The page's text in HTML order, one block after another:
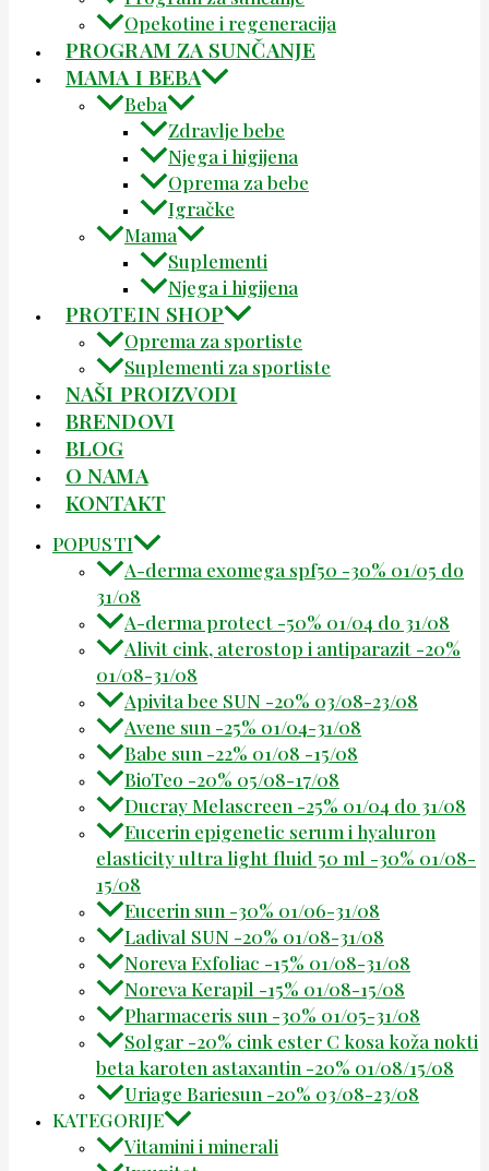
Opekotine i regeneracija
PROGRAM ZA SUNČANJE
MAMA I BEBA
Beba
Zdravlje bebe
Njega i higijena
Oprema za bebe
Igračke
Mama
Suplementi
Njega i higijena
PROTEIN SHOP
Oprema za sportiste
Suplementi za sportiste
NAŠI PROIZVODI
BRENDOVI
BLOG
O NAMA
KONTAKT
POPUSTI
A-derma exomega spf50 -30% 01/05 do
31/08
A-derma protect -50% 01/04 do 31/08
Alivit cink, aterostop i antiparazit -20%
01/08-31/08
Apivita bee SUN -20% 03/08-23/08
Avene sun -25% 01/04-31/08
Babe sun -22% 01/08 -15/08
BioTeo -20% 05/08-17/08
Ducray Melascreen -25% 01/04 do 31/08
Eucerin epigenetic serum i hyaluron
elasticity ultra light fluid 50 ml -30% 01/08-
15/08
Eucerin sun -30% 01/06-31/08
Ladival SUN -20% 01/08-31/08
Noreva Exfoliac -15% 01/08-31/08
Noreva Kerapil -15% 01/08-15/08
Pharmaceris sun -30% 01/05-31/08
Solgar -20% cink ester C kosa koža nokti
beta karoten astaxantin -20% 01/08/15/08
Uriage Bariesun -20% 03/08-23/08
KATEGORIJE
Vitamini i minerali